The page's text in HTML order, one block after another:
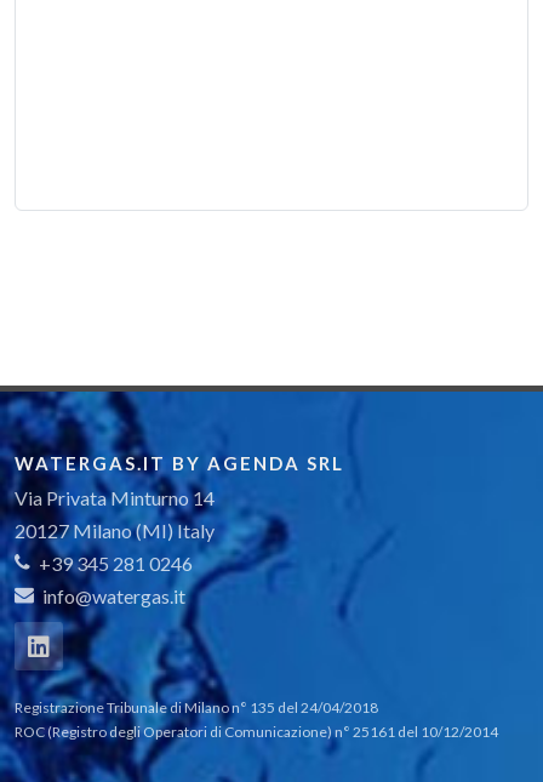
WATERGAS.IT BY AGENDA SRL
Via Privata Minturno 14
20127 Milano (MI) Italy
+39 345 281 0246
info@watergas.it
Registrazione Tribunale di Milano n° 135 del 24/04/2018
ROC (Registro degli Operatori di Comunicazione) n° 25161 del 10/12/2014